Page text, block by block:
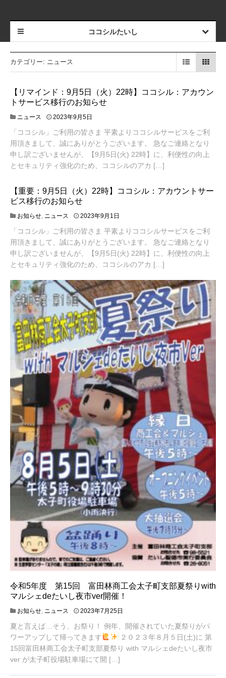
ココシルたいし
カテゴリー: ニュース
【リマインド：9月5日（火）22時】ココシル：アカウン
トサービス移行のお知らせ
ニュース 2023年9月5日
2
3
年
9
月
日
「ココシル」ご利用の皆さま 平素よりココシルサービスをご利
用頂きまして、誠にありがとうございます。 急なご連絡となり
申し訳ございませんが、【9月5日(火) 22時】に、利便性の向上
とセキュリティ強化のため、ココシルのアカ […]
【重要：9月5日（火）22時】ココシル：アカウントサー
ビス移行のお知らせ
お知らせ, ニュース 2023年9月1日
2
3
年
1
日
「ココシル」ご利用の皆さま 平素よりココシルサービスをご利
用頂きまして、誠にありがとうございます。 急なご連絡となり
申し訳ございませんが、【9月5日(火) 22時】に、利便性の向上
とセキュリティ強化のため、ココシルのアカ […]
令和5年度 第15回 富田林商工会太子町支部夏祭りwith
マルシェdeたいし夜市ver開催！
お知らせ ニュース 2023年7月25日
2
3
年
2
夏と言えば…そう、お祭り！ 例年、開催されていた夏祭りがパ
ワーアップして帰ってきます
２０２３年８月５日(土)に 第
15回富田林商工会太子町支部夏祭り with マルシェdeたいし夜市
ver が太子町役場駐車場にて開 […]